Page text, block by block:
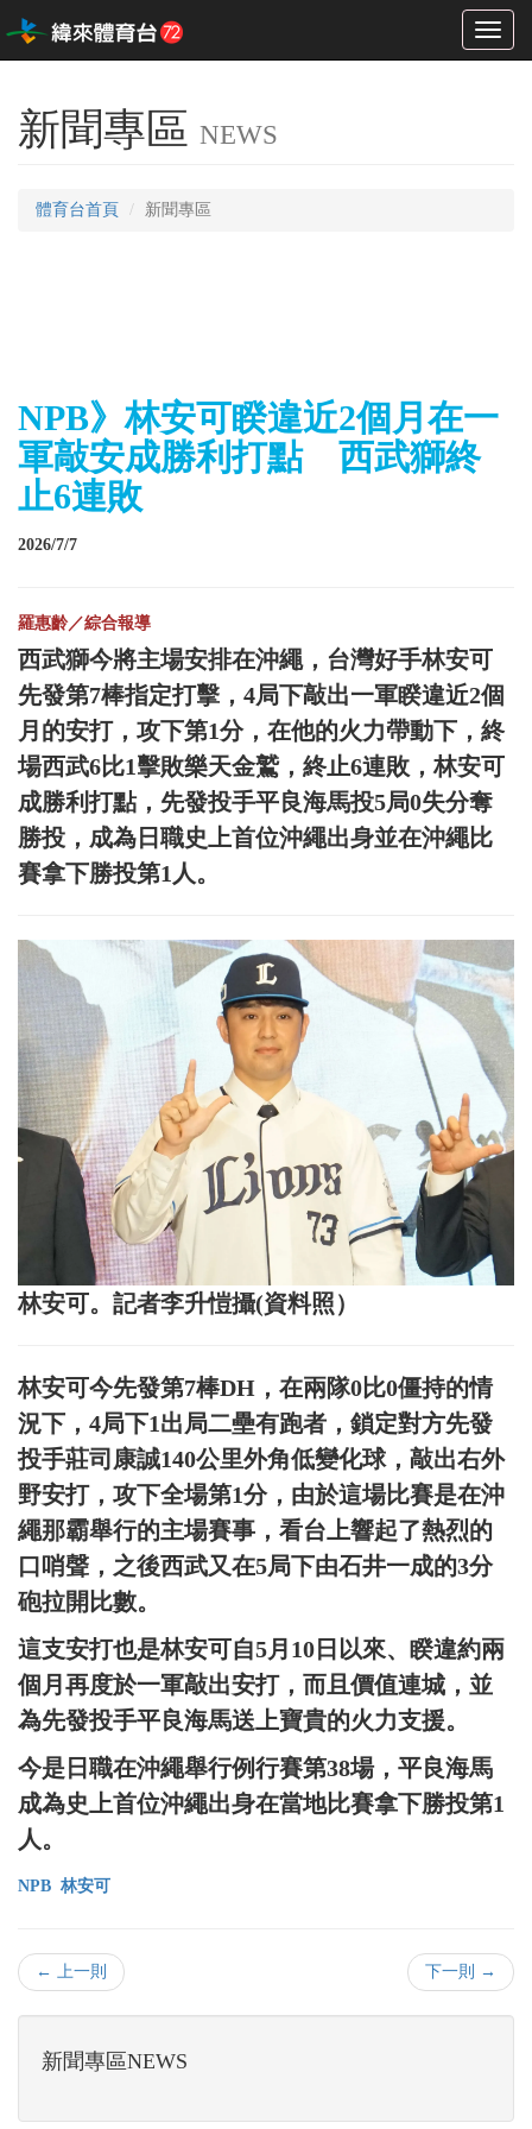
Toggle
新聞專區 NEWS
體育台首頁 新聞專區
NPB》林安可睽違近2個月在一
軍敲安成勝利打點 西武獅終
止6連敗
2026/7/7
羅惠齡／綜合報導
西武獅今將主場安排在沖繩，台灣好手林安可
先發第7棒指定打擊，4局下敲出一軍睽違近2個
月的安打，攻下第1分，在他的火力帶動下，終
場西武6比1擊敗樂天金鷲，終止6連敗，林安可
成勝利打點，先發投手平良海馬投5局0失分奪
勝投，成為日職史上首位沖繩出身並在沖繩比
賽拿下勝投第1人。
林安可。記者李升愷攝(資料照）
林安可今先發第7棒DH，在兩隊0比0僵持的情
況下，4局下1出局二壘有跑者，鎖定對方先發
投手莊司康誠140公里外角低變化球，敲出右外
野安打，攻下全場第1分，由於這場比賽是在沖
繩那霸舉行的主場賽事，看台上響起了熱烈的
口哨聲，之後西武又在5局下由石井一成的3分
砲拉開比數。
這支安打也是林安可自5月10日以來、睽違約兩
個月再度於一軍敲出安打，而且價值連城，並
為先發投手平良海馬送上寶貴的火力支援。
今是日職在沖繩舉行例行賽第38場，平良海馬
成為史上首位沖繩出身在當地比賽拿下勝投第1
人。
NPB 林安可
← 上一則 下一則 →
新聞專區NEWS